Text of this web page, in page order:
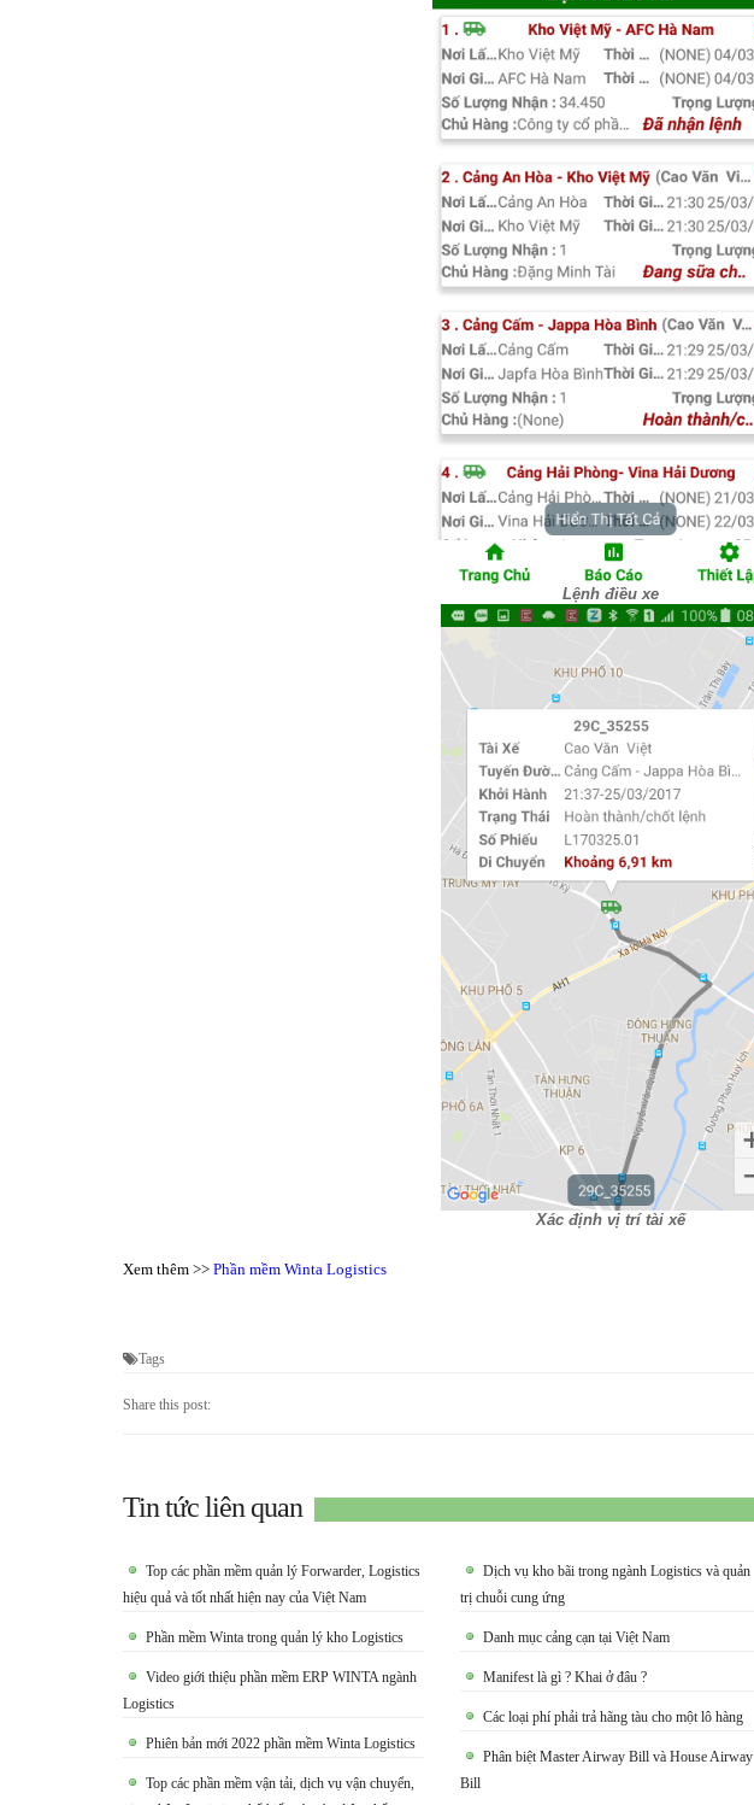
Lệnh điều xe
Xác định vị trí tài xế
Xem thêm >> Phần mềm Winta Logistics
Tags
Share this post:
Tin tức liên quan
Top các phần mềm quản lý Forwarder, Logistics
hiệu quả và tốt nhất hiện nay của Việt Nam
Phần mềm Winta trong quản lý kho Logistics
Video giới thiệu phần mềm ERP WINTA ngành
Logistics
Phiên bản mới 2022 phần mềm Winta Logistics
Top các phần mềm vận tải, dịch vụ vận chuyển,
Dịch vụ kho bãi trong ngành Logistics và quản
trị chuỗi cung ứng
Danh mục cảng cạn tại Việt Nam
Manifest là gì ? Khai ở đâu ?
Các loại phí phải trả hãng tàu cho một lô hàng
Phân biệt Master Airway Bill và House Airway
Bill